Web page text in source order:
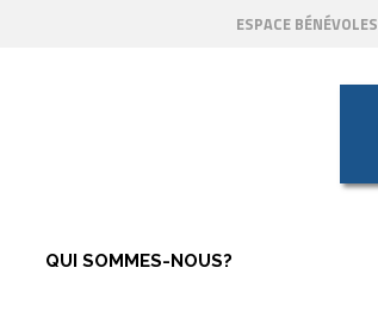
ESPACE BÉNÉVOLES
QUI SOMMES-NOUS?